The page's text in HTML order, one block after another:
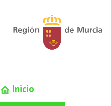
Inicio